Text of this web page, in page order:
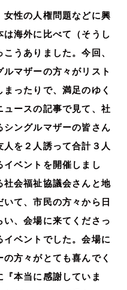
性の人権問題などに興
海外に比べて（そうし
うありました。今回、
マザーの方々がリスト
ったりで、満足のゆく
ースの記事で見て、社
ングルマザーの皆さん
を２人誘って合計３人
ベントを開催しまし
社会福祉協議会さんと地
て、市民の方々から日
、会場に来てくださっ
イベントでした。会場に
方々がとても喜んでく
本当に感謝していま